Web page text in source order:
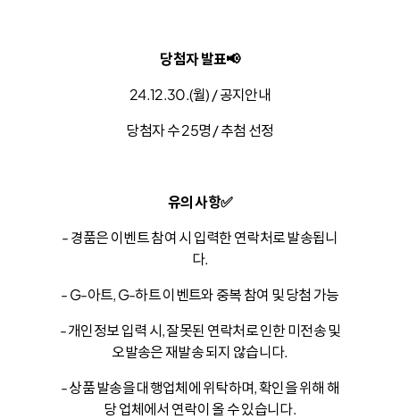
당첨자 발표📢
24.12.30.(월) / 공지안내
당첨자 수 25명 / 추첨 선정
유의 사항✅
- 경품은 이벤트 참여 시 입력한 연락처로 발송됩니
다.
- G-아트, G-하트 이벤트와 중복 참여 및 당첨 가능
- 개인정보 입력 시, 잘못된 연락처로 인한 미전송 및
오발송은 재발송 되지 않습니다.
- 상품 발송을 대행업체에 위탁하며, 확인을 위해 해
당 업체에서 연락이 올 수 있습니다.